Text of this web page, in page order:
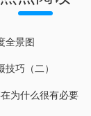
全景图
巧（二）
为什么很有必要